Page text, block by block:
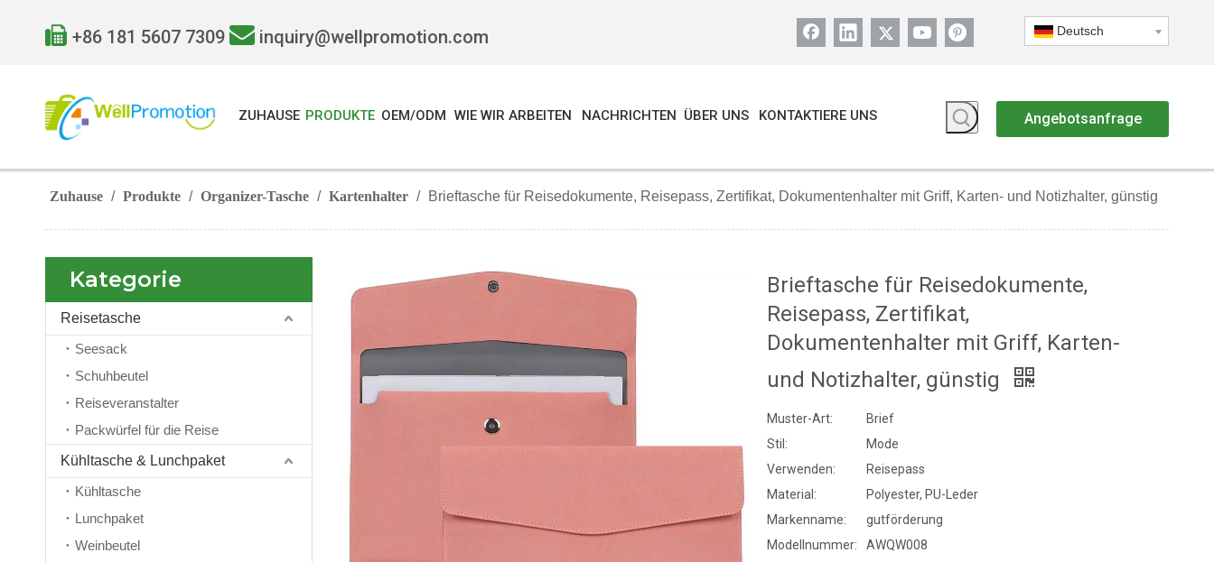
 +86 181 5607 7309  inquiry@wellpromotion.com Deutsch
ZUHAUSE PRODUKTE OEM/ODM WIE WIR ARBEITEN NACHRICHTEN ÜBER UNS KONTAKTIERE UNS Angebotsanfrage
Zuhause / Produkte / Organizer-Tasche / Kartenhalter / Brieftasche für Reisedokumente, Reisepass, Zertifikat, Dokumentenhalter mit Griff, Karten- und Notizhalter, günstig
Kategorie
Reisetasche
Seesack
Schuhbeutel
Reiseveranstalter
Packwürfel für die Reise
Kühltasche & Lunchpaket
Kühltasche
Lunchpaket
Weinbeutel
Brieftasche für Reisedokumente,
Reisepass, Zertifikat,
Dokumentenhalter mit Griff, Karten-
und Notizhalter, günstig
Muster-Art:
Brief
Stil:
Mode
Verwenden:
Reisepass
Material:
Polyester, PU-Leder
Markenname:
gutförderung
Modellnummer:
AWQW008